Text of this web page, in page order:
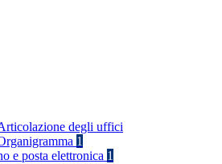
degli uffici
1
e posta elettronica 1